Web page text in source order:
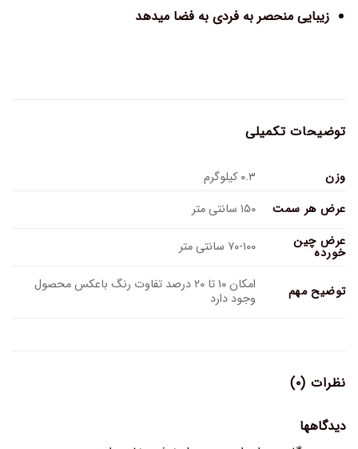
زیبایی منحصر به فردی به فضا میدهد
توضیحات تکمیلی
وزن
۰.۳ کیلوگرم
عرض هر سمت
۱۵۰ سانتی متر
عرض چین
خورده ۷۰-۱۰۰ سانتی متر
توضیح مهم امکان ۱۰ تا ۲۰ درصد تفاوت رنگ باعکس محصول
وجود دارد
نظرات (۰)
دیدگاهها